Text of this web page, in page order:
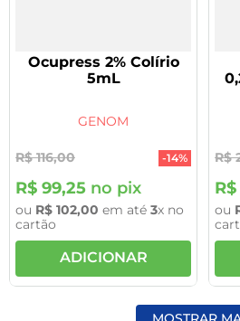
Ocupress 2% Colírio
5mL
GENOM
R$ 116,00 -14%
R$ 99,25 no pix
ou R$ 102,00 em até 3x no
cartão
ADICIONAR
R$
R$
ou